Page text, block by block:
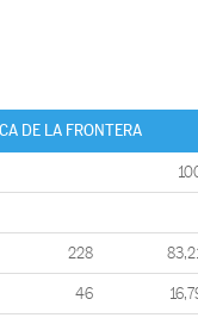
DE LA FRONTERA
228
46